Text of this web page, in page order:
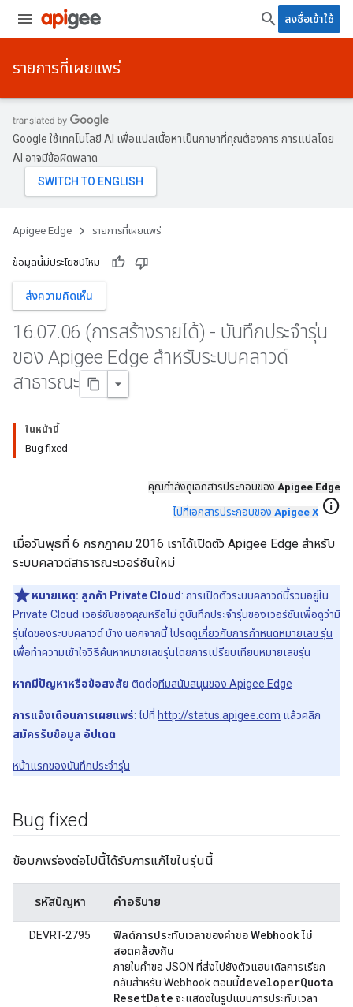
ลงชื่อเข้าใช้
รายการที่เผยแพร่
Google ใช้เทคโนโลยี AI เพื่อแปลเนื้อหาเป็นภาษาที่คุณต้องการ การแปลโดย
AI อาจมีข้อผิดพลาด
Apigee Edge รายการที่เผยแพร่
ข้อมูลนี้มีประโยชน์ไหม
ส่งความคิดเห็น
16.07.06 (การสร้างรายได้) - บันทึกประจำรุ่น
ของ Apigee Edge สำหรับระบบคลาวด์
สาธารณะ
ในหน้านี้
Bug fixed
คุณกำลังดูเอกสารประกอบของ Apigee Edge
ไปที่เอกสารประกอบของ Apigee X info
เมื่อวันพุธที่ 6 กรกฎาคม 2016 เราได้เปิดตัว Apigee Edge สำหรับ
ระบบคลาวด์สาธารณะเวอร์ชันใหม่
หมายเหตุ: ลูกค้า Private Cloud : การเปิดตัวระบบคลาวด์นี้รวมอยู่ใน
Private Cloud เวอร์ชันของคุณหรือไม่ ดูบันทึกประจำรุ่นของเวอร์ชันเพื่อดูว่ามี
รุ่นใดของระบบคลาวด์ บ้าง นอกจากนี้ โปรดดูเกี่ยวกับการกำหนดหมายเลข รุ่น
เพื่อทำความเข้าใจวิธีค้นหาหมายเลขรุ่นโดยการเปรียบเทียบหมายเลขรุ่น
หากมีปัญหาหรือข้อสงสัย ติดต่อทีมสนับสนุนของ Apigee Edge
การแจ้งเตือนการเผยแพร่: ไปที่ http://status.apigee.com แล้วคลิก
สมัครรับข้อมูล อัปเดต
หน้าแรกของบันทึกประจำรุ่น
Bug fixed
ข้อบกพร่องต่อไปนี้ได้รับการแก้ไขในรุ่นนี้
รหัสปัญหา คำอธิบาย
DEVRT-2795
ฟิลด์การประทับเวลาของคำขอ Webhook ไม่
สอดคล้องกัน
ภายในคำขอ JSON ที่ส่งไปยังตัวแฮนเดิลการเรียก
กลับสำหรับ Webhook ตอนนี้developerQuota
ResetDate จะแสดงในรูปแบบการประทับเวลา